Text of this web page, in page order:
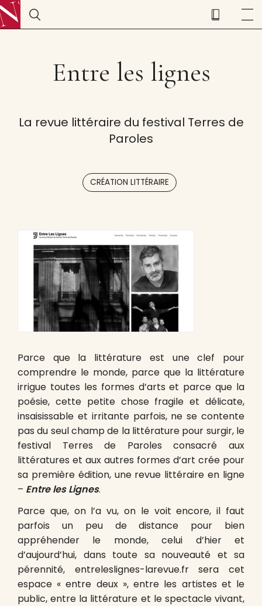
Entre les lignes
La revue littéraire du festival Terres de
Paroles
CRÉATION LITTÉRAIRE
Parce que la littérature est une clef pour
comprendre le monde, parce que la littérature
irrigue toutes les formes d’arts et parce que la
poésie, cette petite chose fragile et délicate,
insaisissable et irritante parfois, ne se contente
pas du seul champ de la littérature pour surgir, le
festival Terres de Paroles consacré aux
littératures et aux autres formes d’art crée pour
sa première édition, une revue littéraire en ligne
– Entre les Lignes.
Parce que, on l’a vu, on le voit encore, il faut
parfois un peu de distance pour bien
appréhender le monde, celui d’hier et
d’aujourd’hui, dans toute sa nouveauté et sa
pérennité, entreleslignes-larevue.fr sera cet
espace « entre deux », entre les artistes et le
public, entre la littérature et le spectacle vivant,